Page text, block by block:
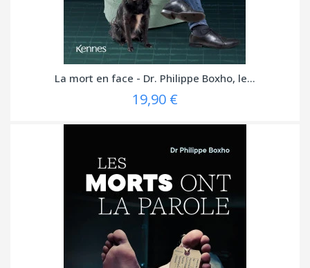
La mort en face - Dr. Philippe Boxho, le...
19,90 €